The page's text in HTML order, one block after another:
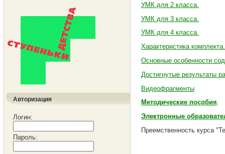
Авторизация
Логин:
Пароль:
УМК для 2 класса.
УМК для 3 класса.
УМК для 4 класса.
Характеристика комплекта.
Основные особенности
Достигнутые результаты
Видеофрагменты
Методические пособия.
Электронные
Преемственность курса